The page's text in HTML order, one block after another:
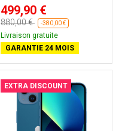
499,90 €
880,00 € -380,00 €
Livraison gratuite
GARANTIE 24 MOIS
EXTRA DISCOUNT